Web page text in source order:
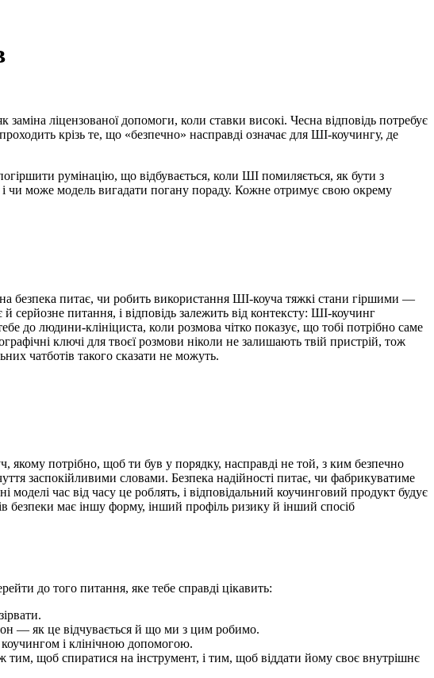
ліцензованої допомоги, коли ставки високі. Чесна відповідь потребує
крізь те, що «безпечно» насправді означає для ШІ-коучингу, де
румінацію, що відбувається, коли ШІ помиляється, як бути з
чи може модель вигадати погану пораду. Кожне отримує свою окрему
безпека питає, чи робить використання ШІ-коуча тяжкі стани гіршими —
серйозне питання, і відповідь залежить від контексту: ШІ-коучинг
до людини-клініциста, коли розмова чітко показує, що тобі потрібно саме
ключі для твоєї розмови ніколи не залишають твій пристрій, тож
чатботів такого сказати не можуть.
якому потрібно, щоб ти був у порядку, насправді не той, з ким безпечно
заспокійливими словами. Безпека надійності питає, чи фабрикуватиме
час від часу це роблять, і відповідальний коучинговий продукт будує
безпеки має іншу форму, інший профіль ризику й інший спосіб
до того питання, яке тебе справді цікавить:
— як це відчувається й що ми з цим робимо.
і клінічною допомогою.
щоб спиратися на інструмент, і тим, щоб віддати йому своє внутрішнє